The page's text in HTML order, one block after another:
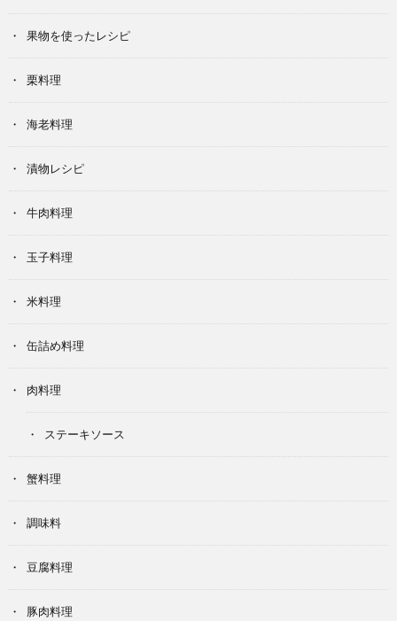
果物を使ったレシピ
栗料理
海老料理
漬物レシピ
牛肉料理
玉子料理
米料理
缶詰め料理
肉料理
ステーキソース
蟹料理
調味料
豆腐料理
豚肉料理